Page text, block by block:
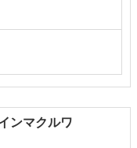
ンマクルワ